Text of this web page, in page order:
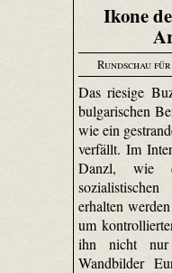
Ikone
Rundschau
Das riesige
bulgarischen
wie ein
verfällt. Im
Danzl, wie
erhalten
um
ihn nicht nur
Wandbilder